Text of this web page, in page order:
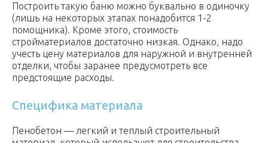
Построить такую баню можно буквально в одиночку
(лишь на некоторых этапах понадобится 1-2
помощника). Кроме этого, стоимость
стройматериалов достаточно низкая. Однако, надо
учесть цену материалов для наружной и внутренней
отделки, чтобы заранее предусмотреть все
предстоящие расходы.
Специфика материала
Пенобетон — легкий и теплый строительный